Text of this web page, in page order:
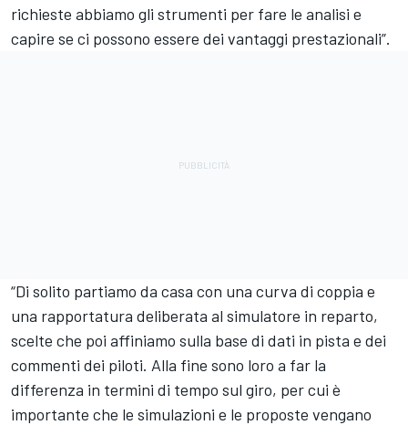
richieste abbiamo gli strumenti per fare le analisi e
capire se ci possono essere dei vantaggi prestazionali”.
“Di solito partiamo da casa con una curva di coppia e
una rapportatura deliberata al simulatore in reparto,
scelte che poi affiniamo sulla base di dati in pista e dei
commenti dei piloti. Alla fine sono loro a far la
differenza in termini di tempo sul giro, per cui è
importante che le simulazioni e le proposte vengano